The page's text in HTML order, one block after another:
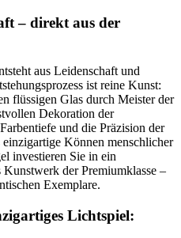
– direkt aus der
aus Leidenschaft und
ist reine Kunst:
flüssigen Glas durch Meister der
Dekoration der
und die Präzision der
Können menschlicher
investieren Sie in ein
Kunstwerk der Premiumklasse –
Exemplare.
Lichtspiel: